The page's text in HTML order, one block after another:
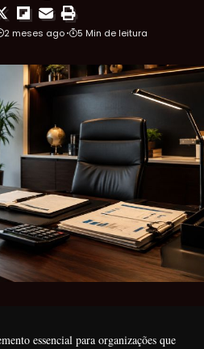
2 meses ago 5 Min de leitura
essencial para organizações que